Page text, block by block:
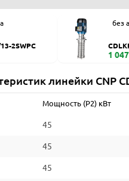
2SWPC
без
1
линейки CNP
Мощность (P2) кВт
45
45
45